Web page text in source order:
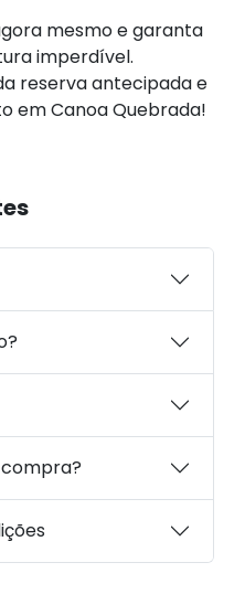
mesmo e garanta
imperdível.
reserva antecipada e
em Canoa Quebrada!